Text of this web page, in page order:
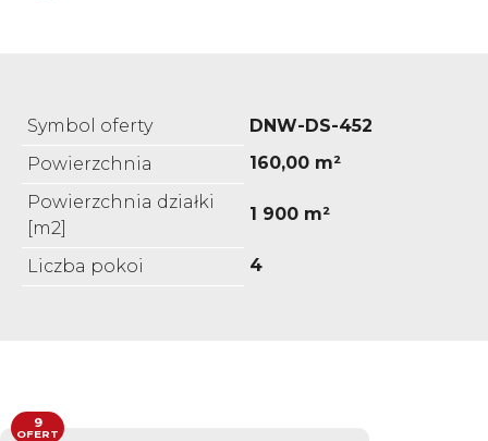
Symbol oferty
DNW-DS-452
Powierzchnia
160,00 m²
Powierzchnia działki
[m2]
1 900 m²
Liczba pokoi 4
9
OFERT